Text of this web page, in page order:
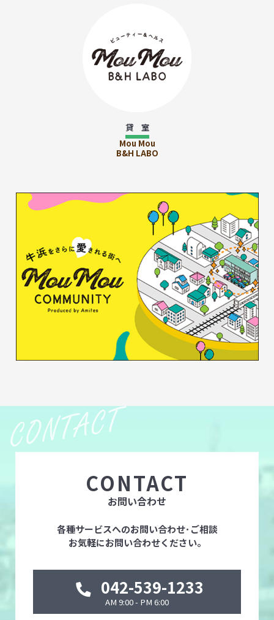
貸 室
Mou Mou
B&H LABO
CONTACT
お問い合わせ
各種サービスへのお問い合わせ･ご相談
お気軽にお問い合わせください。
042-539-1233
AM 9:00 - PM 6:00